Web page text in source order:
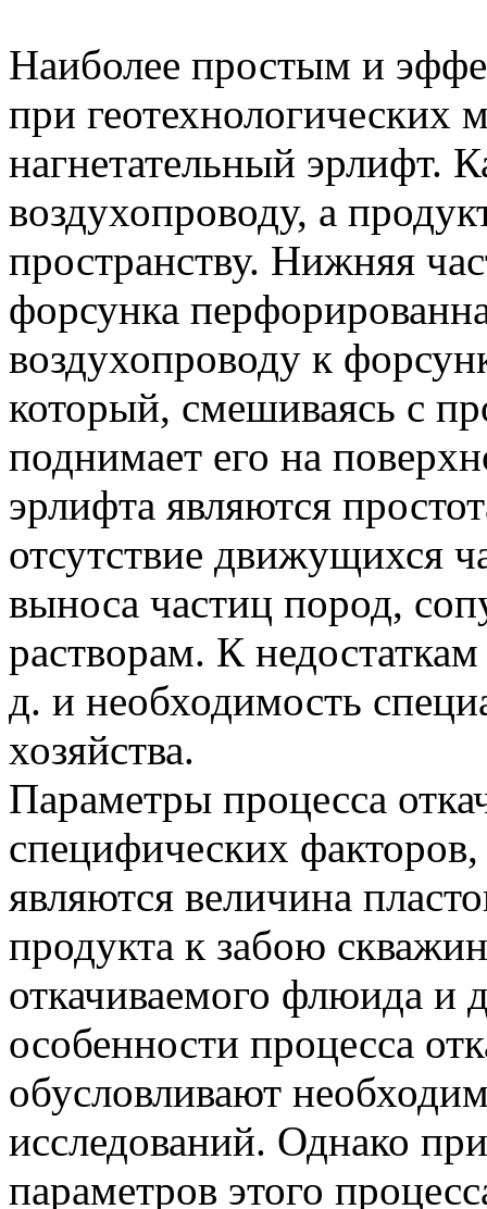
Наиболее простым и
при геотехнологических
нагнетательный эрлифт.
воздухопроводу, а
пространству. Нижняя
форсунка
воздухопроводу к
который, смешиваясь с
поднимает его на
эрлифта являются
отсутствие движущихся
выноса частиц пород,
растворам. К
д. и необходимость
хозяйства.
Параметры процесса
специфических
являются величина
продукта к забою
откачиваемого флюида и
особенности процесса
обусловливают
исследований. Однако
параметров этого